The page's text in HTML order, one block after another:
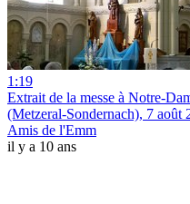
1:19
Extrait de la messe à Notre-
(Metzeral-Sondernach), 7 août
Amis de l'Emm
il y a 10 ans